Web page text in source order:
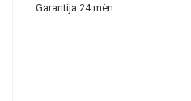
Garantija 24 mėn.